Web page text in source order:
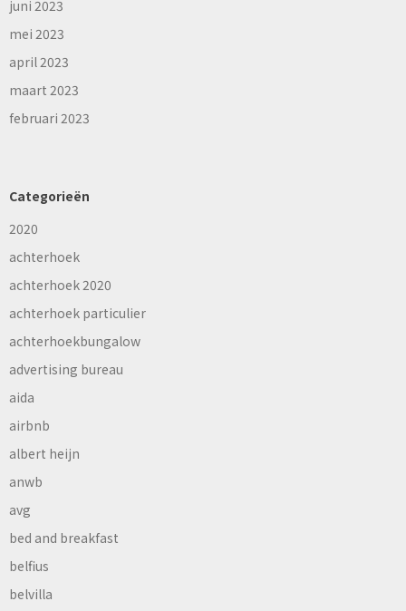
juni 2023
mei 2023
april 2023
maart 2023
februari 2023
Categorieën
2020
achterhoek
achterhoek 2020
achterhoek particulier
achterhoekbungalow
advertising bureau
aida
airbnb
albert heijn
anwb
avg
bed and breakfast
belfius
belvilla